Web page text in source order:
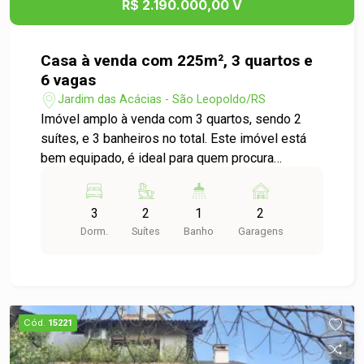
pensados para o seu bem-estar. Não perca a
espaço e conforto. Agende uma visita e venha
conhecer sua nova casa!
R$ 2.190.000,00 V
Casa à venda com 225m², 3 quartos e
6 vagas
Jardim das Acácias - São Leopoldo/RS
Imóvel amplo à venda com 3 quartos, sendo 2
suítes, e 3 banheiros no total. Este imóvel está
bem equipado, é ideal para quem procura
em Rua Vereador Balduíno Weber no bairro
Feitoria em São Leopoldo. Está próximo a pontos
de interesse de Feitoria, tais como Espaço
Parque Recreio. tens disponíveis Banheira de
hidromassagem, Box, Armários no quarto,
Armários nos banheiros,, Armários na cozinha, Ar
3
Dorm.
2
Suítes
1
Banho
2
Garagens
Cód. 15221